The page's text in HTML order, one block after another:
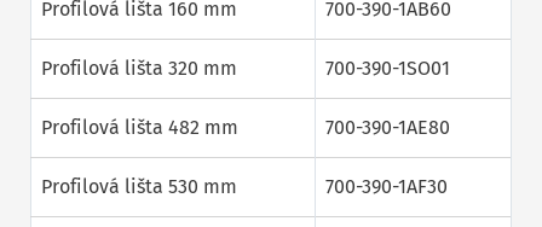
Profilová lišta 160 mm 700-390-1AB60
Profilová lišta 320 mm 700-390-1SO01
Profilová lišta 482 mm 700-390-1AE80
Profilová lišta 530 mm 700-390-1AF30